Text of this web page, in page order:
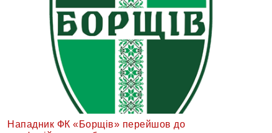
Нападник ФК «Борщів» перейшов до